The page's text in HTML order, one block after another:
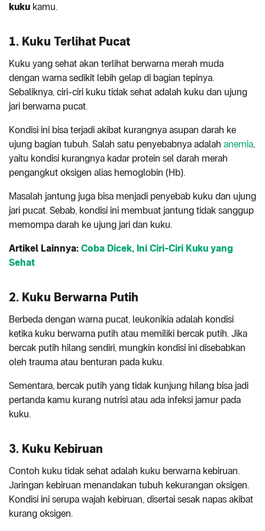
kuku kamu.
1. Kuku Terlihat Pucat
Kuku yang sehat akan terlihat berwarna merah muda
dengan warna sedikit lebih gelap di bagian tepinya.
Sebaliknya, ciri-ciri kuku tidak sehat adalah kuku dan ujung
jari berwarna pucat.
Kondisi ini bisa terjadi akibat kurangnya asupan darah ke
ujung bagian tubuh. Salah satu penyebabnya adalah anemia,
yaitu kondisi kurangnya kadar protein sel darah merah
pengangkut oksigen alias hemoglobin (Hb).
Masalah jantung juga bisa menjadi penyebab kuku dan ujung
jari pucat. Sebab, kondisi ini membuat jantung tidak sanggup
memompa darah ke ujung jari dan kuku.
Artikel Lainnya: Coba Dicek, Ini Ciri-Ciri Kuku yang
Sehat
2. Kuku Berwarna Putih
Berbeda dengan warna pucat, leukonikia adalah kondisi
ketika kuku berwarna putih atau memiliki bercak putih. Jika
bercak putih hilang sendiri, mungkin kondisi ini disebabkan
oleh trauma atau benturan pada kuku.
Sementara, bercak putih yang tidak kunjung hilang bisa jadi
pertanda kamu kurang nutrisi atau ada infeksi jamur pada
kuku.
3. Kuku Kebiruan
Contoh kuku tidak sehat adalah kuku berwarna kebiruan.
Jaringan kebiruan menandakan tubuh kekurangan oksigen.
Kondisi ini serupa wajah kebiruan, disertai sesak napas akibat
kurang oksigen.